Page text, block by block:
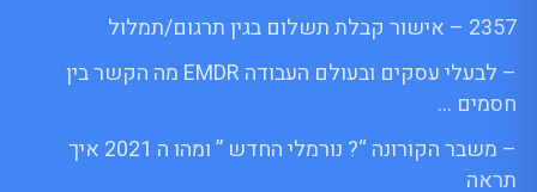
2357 – אישור קבלת תשלום בגין תרגום/תמלול
– לבעלי עסקים ובעולם העבודה EMDR מה הקשר בין
חסמים …
– משבר הקורונה “? נורמלי החדש ” ומהו ה 2021 איך
תראה